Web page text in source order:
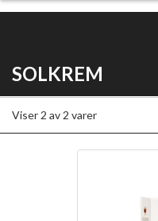
SOLKREM
Viser 2 av 2 varer